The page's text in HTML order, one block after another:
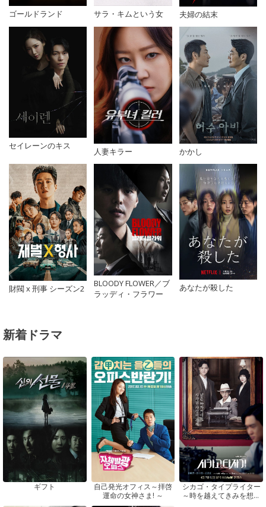
ゴールドランド サラ・キムという女 夫婦の結末
セイレーンのキス
人妻キラー かかし
財閥 x 刑事 シーズン2
BLOODY FLOWER／ブ
ラッディ・フラワー
あなたが殺した
新着ドラマ
ギフト
自己発光オフィス～拝啓
運命の女神さま! ～
シカゴ・タイプライター
～時を越えてきみを想う